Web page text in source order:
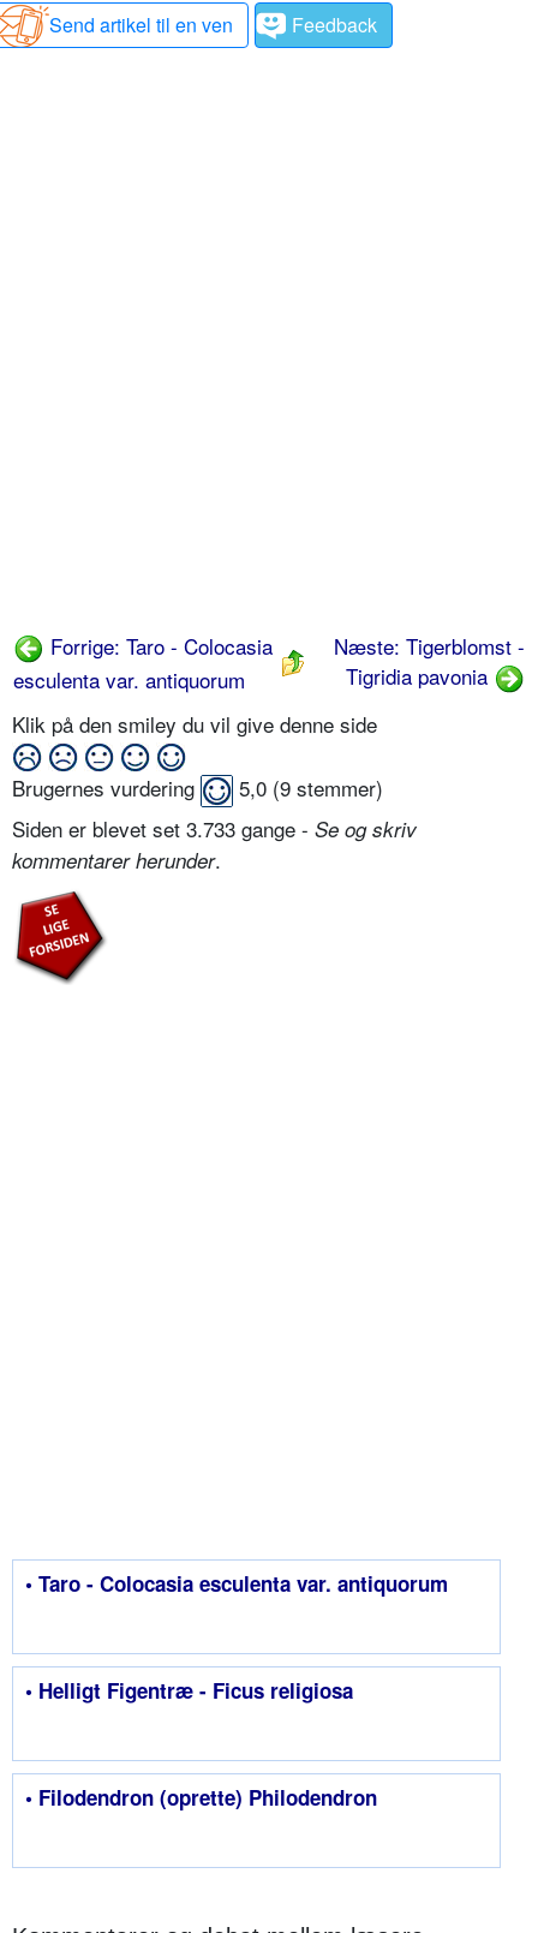
Send artikel til en ven
Feedback
Forrige: Taro - Colocasia
esculenta var. antiquorum
Næste: Tigerblomst -
Tigridia pavonia
Klik på den smiley du vil give denne side
Brugernes vurdering 5,0 (9 stemmer)
Siden er blevet set 3.733 gange - Se og skriv
kommentarer herunder.
• Taro - Colocasia esculenta var. antiquorum
• Helligt Figentræ - Ficus religiosa
• Filodendron (oprette) Philodendron